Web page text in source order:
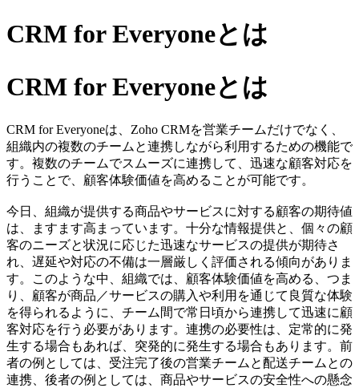
CRM for Everyoneとは
CRM for Everyoneとは
CRM for Everyoneは、Zoho CRMを営業チームだけでなく、
組織内の複数のチームと連携しながら利用するための機能で
す。複数のチームでスムーズに連携して、迅速な顧客対応を
行うことで、顧客体験価値を高めることが可能です。
今日、組織が提供する商品やサービスに対する顧客の期待値
は、ますます高まっています。十分な情報提供と、個々の顧
客のニーズと状況に応じた迅速なサービスの提供が期待さ
れ、遅延や対応の不備は一層厳しく評価される傾向がありま
す。このような中、組織では、顧客体験価値を高める、つま
り、顧客が商品／サービスの購入や利用を通じて良質な体験
を得られるように、チーム間で常日頃から連携して迅速に顧
客対応を行う必要があります。連携の必要性は、定常的に発
生する場合もあれば、突発的に発生する場合もあります。前
者の例としては、受注完了後の営業チームと配送チームとの
連携、後者の例としては、商品やサービスの安全性への懸念